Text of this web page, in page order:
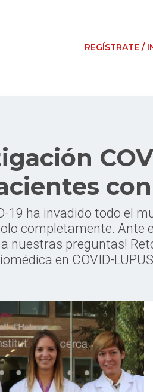
REGÍSTRATE /
con
19 ha invadido todo el
completamente. Ante
nuestras preguntas!
en COVID-